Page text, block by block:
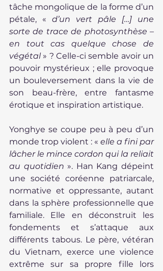
tâche mongolique de la forme d’un
pétale, « d’un vert pâle […] une
sorte de trace de photosynthèse –
en tout cas quelque chose de
végétal » ? Celle-ci semble avoir un
pouvoir mystérieux ; elle provoque
un bouleversement dans la vie de
son beau-frère, entre fantasme
érotique et inspiration artistique.
Yonghye se coupe peu à peu d’un
monde trop violent : « elle a fini par
lâcher le mince cordon qui la reliait
au quotidien ». Han Kang dépeint
une société coréenne patriarcale,
normative et oppressante, autant
dans la sphère professionnelle que
familiale. Elle en déconstruit les
fondements et s’attaque aux
différents tabous. Le père, vétéran
du Vietnam, exerce une violence
extrême sur sa propre fille lors